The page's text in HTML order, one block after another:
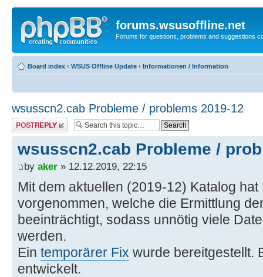
forums.wsusoffline.net
Forums for questions, problems and suggestions
Board index ‹ WSUS Offline Update ‹ Informationen / Information
wsusscn2.cab Probleme / problems 2019-12
Post a reply
wsusscn2.cab Probleme /
by aker » 12.12.2019, 22:15
Mit dem aktuellen (2019-12) Katalog
vorgenommen, welche die Ermittlung
beeinträchtigt, sodass unnötig viele
werden.
Ein temporärer Fix wurde bereitgestellt.
entwickelt.